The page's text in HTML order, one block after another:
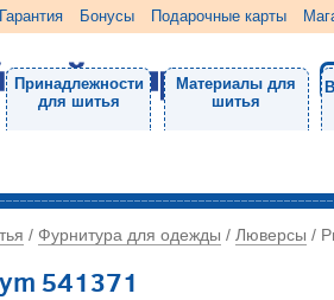
Гарантия Бонусы Подарочные карты
Принадлежности
для шитья
Материалы для
шитья
/ Фурнитура для одежды / Люверсы /
541371